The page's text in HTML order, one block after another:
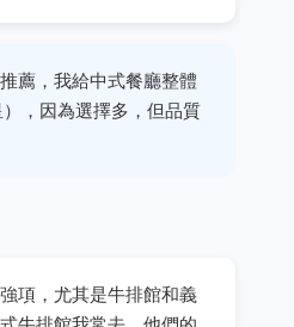
薦，我給中式餐廳整體
，因為選擇多，但品質
項，尤其是牛排館和義